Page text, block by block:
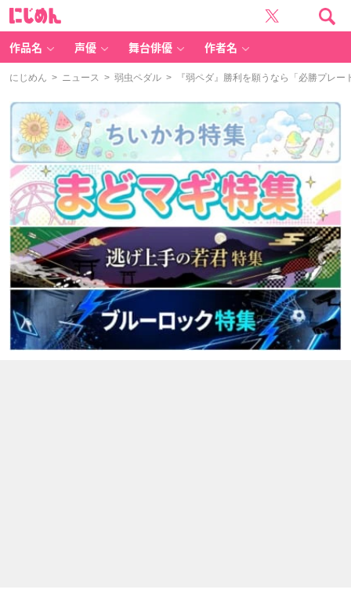
作品名 声優 舞台俳優 作者名
にじめん > ニュース > 弱虫ペダル > 『弱ペダ』勝利を願うなら「必勝プレー